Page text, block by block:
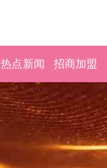
热点新闻 招商加盟